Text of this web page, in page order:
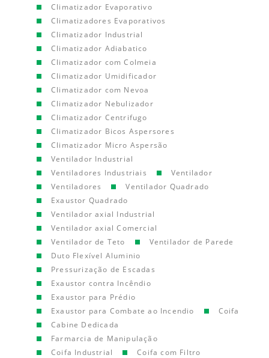
Climatizador Evaporativo
Climatizadores Evaporativos
Climatizador Industrial
Climatizador Adiabatico
Climatizador com Colmeia
Climatizador Umidificador
Climatizador com Nevoa
Climatizador Nebulizador
Climatizador Centrifugo
Climatizador Bicos Aspersores
Climatizador Micro Aspersão
Ventilador Industrial
Ventiladores Industriais
Ventilador
Ventiladores
Ventilador Quadrado
Exaustor Quadrado
Ventilador axial Industrial
Ventilador axial Comercial
Ventilador de Teto
Ventilador de Parede
Duto Flexível Aluminio
Pressurização de Escadas
Exaustor contra Incêndio
Exaustor para Prédio
Exaustor para Combate ao Incendio
Coifa
Cabine Dedicada
Farmarcia de Manipulação
Coifa Industrial
Coifa com Filtro